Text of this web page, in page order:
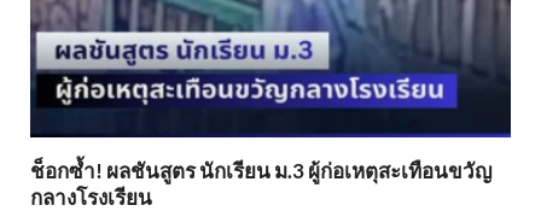
ช็อกซ้ำ! ผลชันสูตร นักเรียน ม.3 ผู้ก่อเหตุสะเทือนขวัญ
กลางโรงเรียน